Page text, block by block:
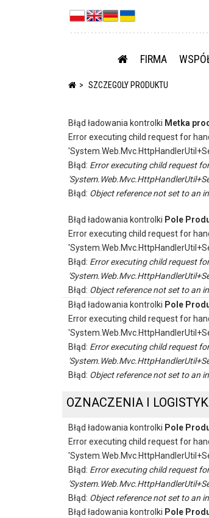
FIRMA
SZCZEGOLY PRODUKTU
Błąd ładowania kontrolki Metka
Error executing child request for
Błąd: Error executing child request
Błąd: Object reference not set to an
Błąd ładowania kontrolki Pole
Error executing child request for
Błąd: Error executing child request
Błąd: Object reference not set to an
Błąd ładowania kontrolki Pole
Error executing child request for
Błąd: Error executing child request
Błąd: Object reference not set to an
OZNACZENIA I
Błąd ładowania kontrolki Pole
Error executing child request for
Błąd: Error executing child request
Błąd: Object reference not set to an
Błąd ładowania kontrolki Pole